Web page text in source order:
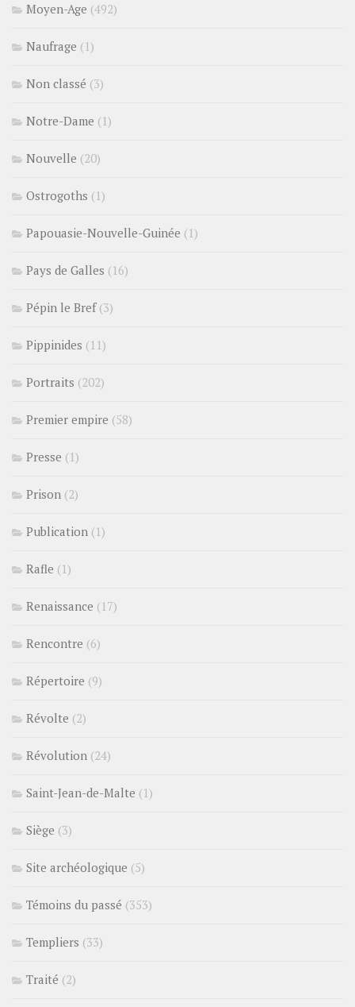
Moyen-Age (492)
Naufrage (1)
Non classé (3)
Notre-Dame (1)
Nouvelle (20)
Ostrogoths (1)
Papouasie-Nouvelle-Guinée (1)
Pays de Galles (16)
Pépin le Bref(3)
Pippinides (11)
Portraits (202)
Premier empire (58)
Presse (1)
Prison (2)
Publication (1)
Rafle (1)
Renaissance (17)
Rencontre (6)
Répertoire (9)
Révolte (2)
Révolution (24)
Saint-Jean-de-Malte (1)
Siège (3)
Site archéologique (5)
Témoins du passé (353)
Templiers (33)
Traité (2)